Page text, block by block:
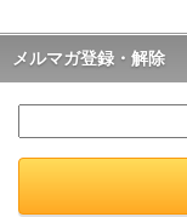
メルマガ登録・解除